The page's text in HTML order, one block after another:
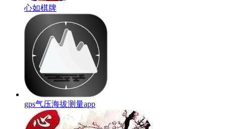
心如棋牌
gps气压海拔测量app